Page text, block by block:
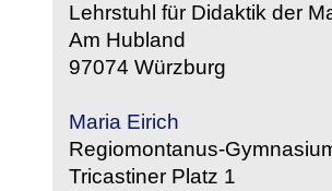
Lehrstuhl für Didaktik der
Am Hubland
97074 Würzburg
Maria Eirich
Regiomontanus-
Tricastiner Platz 1